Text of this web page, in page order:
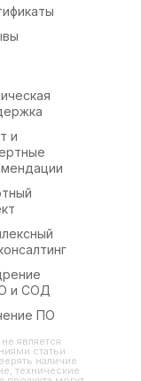
и
и СОД
ПО
является
статьи
наличие
технические